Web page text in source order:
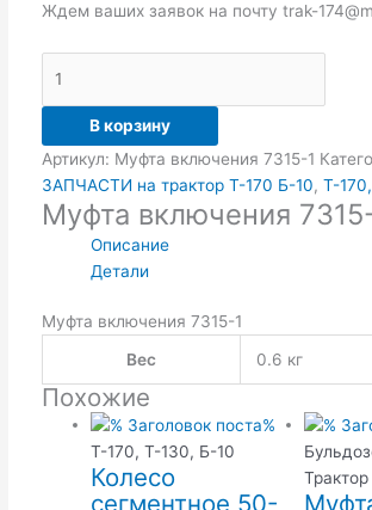
Ждем ваших заявок на почту trak-
В корзину
Артикул: Муфта включения 7315-1
ЗАПЧАСТИ на трактор Т-170 Б-10, Т-
Муфта включения
Описание
Детали
Муфта включения 7315-1
Вес
0.6 кг
Похожие
Т-170, Т-130, Б-10
Колесо
сегментное 50-